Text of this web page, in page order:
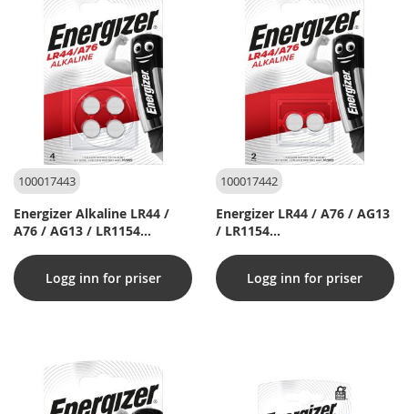
100017443
Energizer Alkaline LR44 /
A76 / AG13 / LR1154
Förpackning med 4 st
Logg inn for priser
100017442
Energizer LR44 / A76 / AG13
/ LR1154
Alkaline - Förpackning med
2 st
Logg inn for priser